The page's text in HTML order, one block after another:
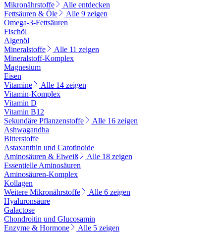
Mikronährstoffe
Alle entdecken
Fettsäuren & Öle
Alle 9 zeigen
Omega-3-Fettsäuren
Fischöl
Algenöl
Mineralstoffe
Alle 11 zeigen
Mineralstoff-Komplex
Magnesium
Eisen
Vitamine
Alle 14 zeigen
Vitamin-Komplex
Vitamin D
Vitamin B12
Sekundäre Pflanzenstoffe
Alle 16 zeigen
Ashwagandha
Bitterstoffe
Astaxanthin und Carotinoide
Aminosäuren & Eiweiß
Alle 18 zeigen
Essentielle Aminosäuren
Aminosäuren-Komplex
Kollagen
Weitere Mikronährstoffe
Alle 6 zeigen
Hyaluronsäure
Galactose
Chondroitin und Glucosamin
Enzyme & Hormone
Alle 5 zeigen